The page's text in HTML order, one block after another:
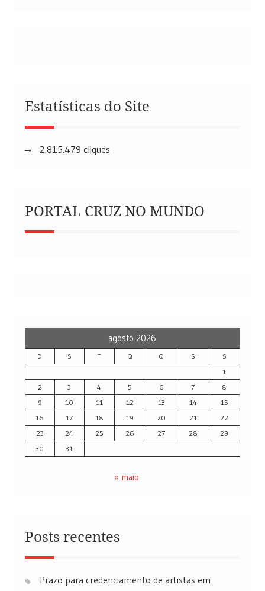
Estatísticas do Site
2.815.479 cliques
PORTAL CRUZ NO MUNDO
agosto 2026
D S T Q Q S
S
1
2
3 4 5 6 7
8
9
10 11 12 13 14
15
16
17 18 19 20 21
22
23
24 25 26 27 28
29
30
31
« maio
Posts recentes
Prazo para credenciamento de artistas em